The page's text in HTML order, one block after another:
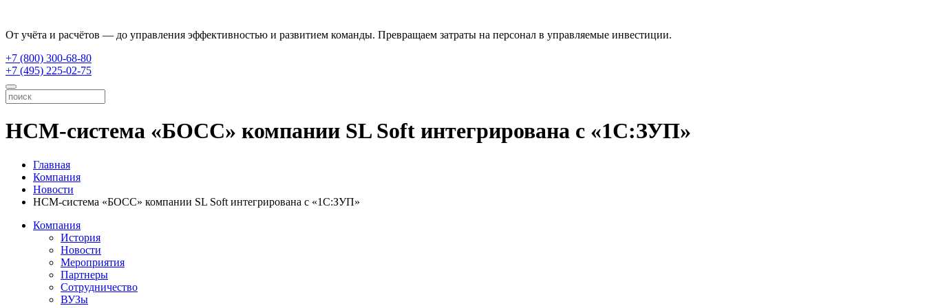
От учёта и расчётов — до управления эффективностью и развитием команды. Превращаем затраты на персонал в управляемые инвестиции.
+7 (800) 300-68-80
+7 (495) 225-02-75
HCM-система «БОСС» компании SL Soft интегрирована с «1С:ЗУП»
Главная
Компания
Новости
HCM-система «БОСС» компании SL Soft интегрирована с «1С:ЗУП»
Компания
История
Новости
Мероприятия
Партнеры
Сотрудничество
ВУЗы